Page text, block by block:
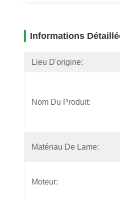
Informations
Lieu D'origine:
Nom Du Produit:
Matériau De Lame:
Moteur: